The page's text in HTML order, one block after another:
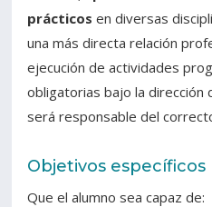
prácticos en diversas
una más directa relación
ejecución de actividades
obligatorias bajo la dirección
será responsable del
Objetivos específicos
Que el alumno sea capaz de: